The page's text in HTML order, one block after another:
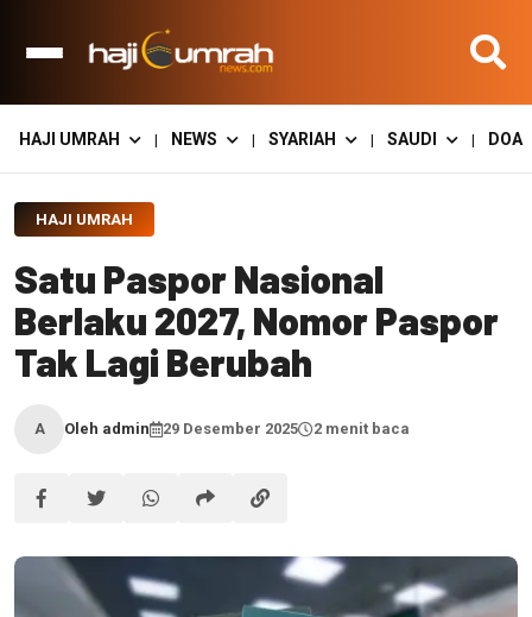
HAJI UMRAH | NEWS | SYARIAH | SAUDI | DOA
HAJI UMRAH
Satu Paspor Nasional
Berlaku 2027, Nomor Paspor
Tak Lagi Berubah
A Oleh admin 29 Desember 2025 2 menit baca